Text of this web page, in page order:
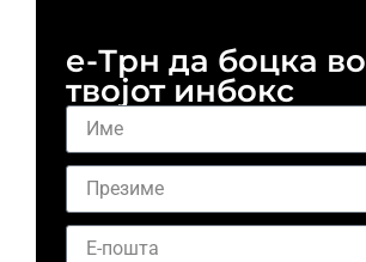
е-Трн да боцка во
твојот инбокс